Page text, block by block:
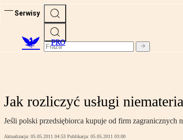
Serwisy
PRO
Jak rozliczyć usługi
Jeśli polski przedsiębiorca kupuje od firm zagranicznych
Aktualizacja: 05.05.2011 04:53 Publikacja: 05.05.2011 03:00